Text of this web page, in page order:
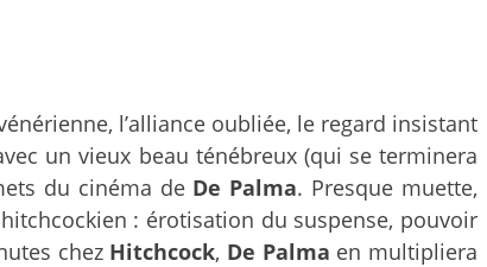
l’alliance oubliée, le regard insistant
un vieux beau ténébreux (qui se terminera
du cinéma de De Palma. Presque muette,
: érotisation du suspense, pouvoir
chez Hitchcock, De Palma en multipliera